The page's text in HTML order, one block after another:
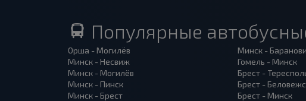
Популярные
Орша - Могилёв
Минск - Несвиж
Минск - Могилёв
Минск - Пинск
Минск - Брест
Минск -
Гомель - Минск
Брест -
Брест -
Брест - Минск